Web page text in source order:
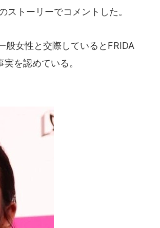
ストーリーでコメントした。
女性と交際しているとFRIDA
を認めている。